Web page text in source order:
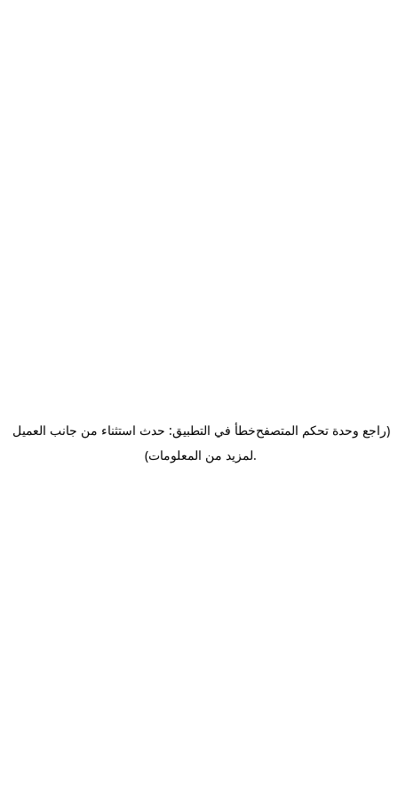
خطأ في التطبيق: حدث استثناء من جانب العميل(راجع وحدة تحكم المتصفح
لمزيد من المعلومات).